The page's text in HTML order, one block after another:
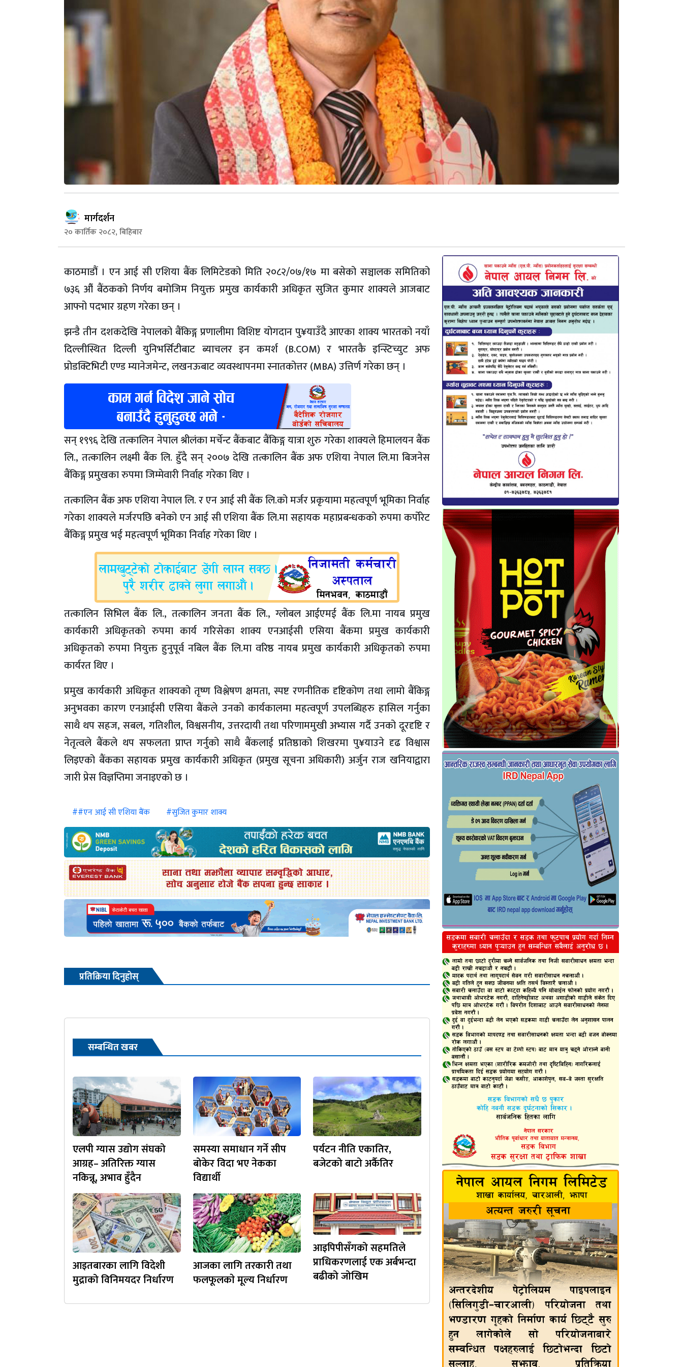
मार्गदर्शन
२० कार्तिक २०८२, बिहिबार
काठमाडौं । एन आई सी एशिया बैंक लिमिटेडको मिति २०८२/०७/१७ मा बसेको सञ्चालक समितिको
७३६ औं बैंठकको निर्णय बमोजिम नियुक्त प्रमुख कार्यकारी अधिकृत सुजित कुमार शाक्यले आजबाट
आफ्नो पदभार ग्रहण गरेका छन् ।
झन्डै तीन दशकदेखि नेपालको बैंकिङ्ग प्रणालीमा विशिष्ट योगदान पु¥याउँदै आएका शाक्य भारतको नयाँ
दिल्लीस्थित दिल्ली युनिभर्सिटीबाट ब्याचलर इन कमर्श (B.COM) र भारतकै इन्स्टिच्युट अफ
प्रोडक्टिभिटी एण्ड म्यानेजमेन्ट, लखनऊबाट व्यवस्थापनमा स्नातकोत्तर (MBA) उत्तिर्ण गरेका छन् ।
सन् १९९६ देखि तत्कालिन नेपाल श्रीलंका मर्चेन्ट बैंकबाट बैंकिङ्ग यात्रा शुरु गरेका शाक्यले हिमालयन बैंक
लि., तत्कालिन लक्ष्मी बैंक लि. हुँदै सन् २००७ देखि तत्कालिन बैंक अफ एशिया नेपाल लि.मा बिजनेस
बैंकिङ्ग प्रमुखका रुपमा जिम्मेवारी निर्वाह गरेका थिए ।
तत्कालिन बैंक अफ एशिया नेपाल लि. र एन आई सी बैंक लि.को मर्जर प्रकृयामा महत्वपूर्ण भूमिका निर्वाह
गरेका शाक्यले मर्जरपछि बनेको एन आई सी एशिया बैंक लि.मा सहायक महाप्रबन्धकको रुपमा कर्पोरेट
बैंकिङ्ग प्रमुख भई महत्वपूर्ण भूमिका निर्वाह गरेका थिए ।
तत्कालिन सिभिल बैंक लि., तत्कालिन जनता बैंक लि., ग्लोबल आईएमई बैंक लि.मा नायब प्रमुख
कार्यकारी अधिकृतको रुपमा कार्य गरिसेका शाक्य एनआईसी एसिया बैंकमा प्रमुख कार्यकारी
अधिकृतको रुपमा नियुक्त हुनुपूर्व नबिल बैंक लि.मा वरिष्ठ नायब प्रमुख कार्यकारी अधिकृतको रुपमा
कार्यरत थिए ।
प्रमुख कार्यकारी अधिकृत शाक्यको तृष्ण विश्लेषण क्षमता, स्पष्ट रणनीतिक दृष्टिकोण तथा लामो बैंकिङ्ग
अनुभवका कारण एनआईसी एसिया बैंकले उनको कार्यकालमा महत्वपूर्ण उपलब्धिहरु हासिल गर्नुका
साथै थप सहज, सबल, गतिशील, विश्वसनीय, उत्तरदायी तथा परिणाममुखी अभ्यास गर्दै उनको दूरदृष्टि र
नेतृत्वले बैंकले थप सफलता प्राप्त गर्नुको साथै बैंकलाई प्रतिष्ठाको शिखरमा पु¥याउने दृढ विश्वास
लिइएको बैंकका सहायक प्रमुख कार्यकारी अधिकृत (प्रमुख सूचना अधिकारी) अर्जुन राज खनियाद्वारा
जारी प्रेस विज्ञप्तिमा जनाइएको छ ।
##एन आई सी एशिया बैंक #सुजित कुमार शाक्य
प्रतिक्रिया दिनुहोस्
सम्बन्धित खबर
एलपी ग्यास उद्योग संघको
आग्रह– अतिरिक्त ग्यास
नकिन्नू, अभाव हुँदैन
समस्या समाधान गर्ने सीप
बोकेर विदा भए नेकका
विद्यार्थी
पर्यटन नीति एकातिर,
बजेटको बाटो अर्कैतिर
आइतबारका लागि विदेशी
मुद्राको विनिमयदर निर्धारण
आजका लागि तरकारी तथा
फलफूलकाे मूल्य निर्धारण
आइपिपीसँगको सहमतिले
प्राधिकरणलाई एक अर्बभन्दा
बढीको जोखिम